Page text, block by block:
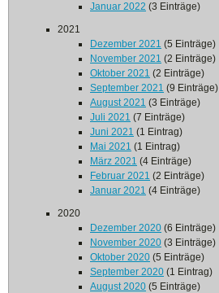
Januar 2022 (3 Einträge)
2021
Dezember 2021 (5 Einträge)
November 2021 (2 Einträge)
Oktober 2021 (2 Einträge)
September 2021 (9 Einträge)
August 2021 (3 Einträge)
Juli 2021 (7 Einträge)
Juni 2021 (1 Eintrag)
Mai 2021 (1 Eintrag)
März 2021 (4 Einträge)
Februar 2021 (2 Einträge)
Januar 2021 (4 Einträge)
2020
Dezember 2020 (6 Einträge)
November 2020 (3 Einträge)
Oktober 2020 (5 Einträge)
September 2020 (1 Eintrag)
August 2020 (5 Einträge)